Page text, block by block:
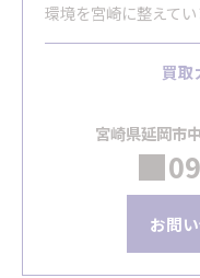
環境を宮崎に整えてい
買取
宮崎県延岡市
お問